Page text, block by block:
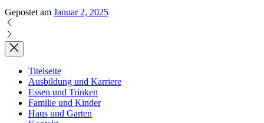
Gepostet am Januar 2, 2025
Titelseite
Ausbildung und Karriere
Essen und Trinken
Familie und Kinder
Haus und Garten